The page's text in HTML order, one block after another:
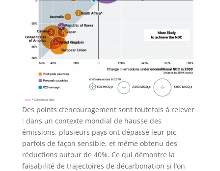
Des points d’encouragement sont toutefois à relever
: dans un contexte mondial de hausse des
émissions, plusieurs pays ont dépassé leur pic,
parfois de façon sensible, et même obtenu des
réductions autour de 40%. Ce qui démontre la
faisabilité de trajectoires de décarbonation si l’on